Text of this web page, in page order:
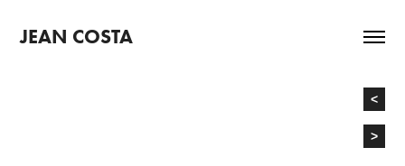
JEAN COSTA
<
>